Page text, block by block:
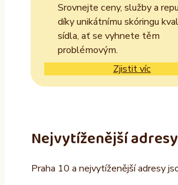
Srovnejte ceny, služby a
díky unikátnímu skóringu
sídla, ať se vyhnete těm
problémovým.
Zjistit víc
Nejvytíženější adresy
Praha 10 a nejvytíženější adresy